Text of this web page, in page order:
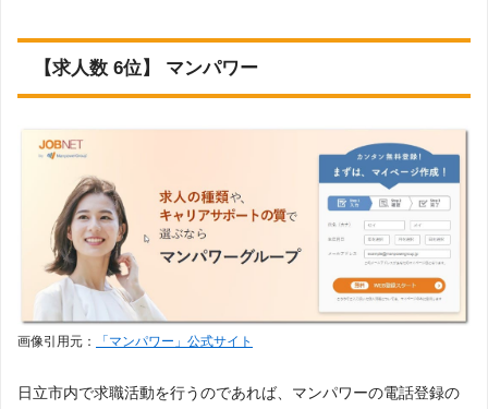
【求人数 6位】 マンパワー
画像引用元： 「マンパワー」公式サイト
日立市内で求職活動を行うのであれば、マンパワーの電話登録の